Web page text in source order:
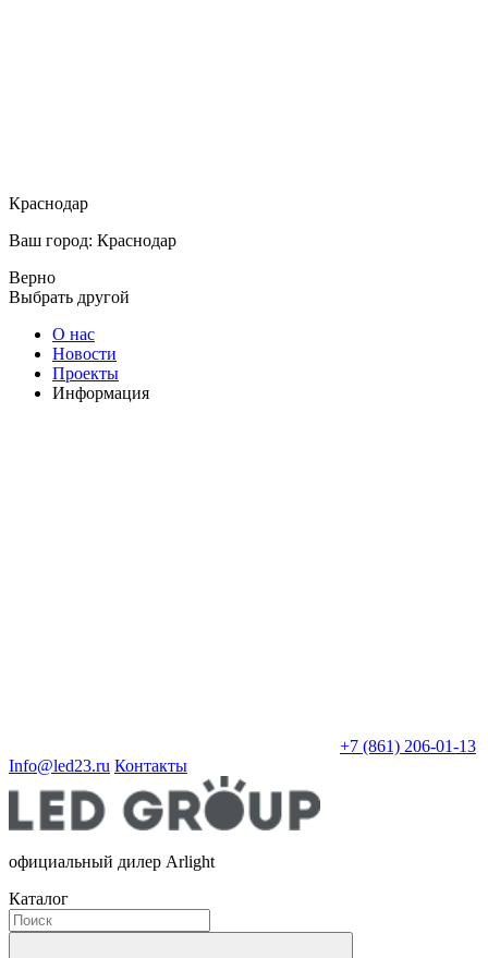
Краснодар
Ваш город: Краснодар
Верно
Выбрать другой
О нас
Новости
Проекты
Информация
+7 (861) 206-01-13
Info@led23.ru Контакты
официальный дилер Arlight
Каталог